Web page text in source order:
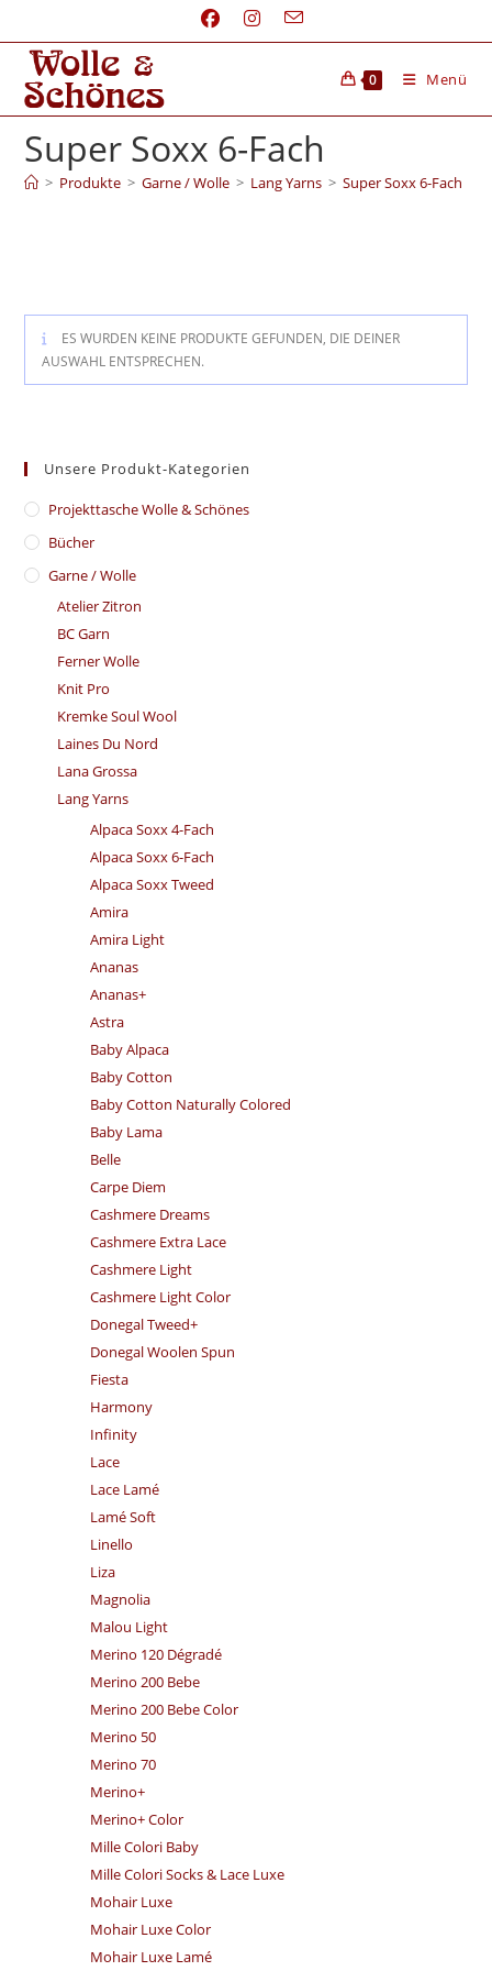
0 Menü
Super Soxx 6-Fach
> Produkte > Garne / Wolle > Lang Yarns > Super Soxx 6-Fach
ES WURDEN KEINE PRODUKTE GEFUNDEN, DIE DEINER
AUSWAHL ENTSPRECHEN.
Unsere Produkt-Kategorien
​Projekttasche Wolle & Schönes
Bücher
Garne / Wolle
Atelier Zitron
BC Garn
Ferner Wolle
Knit Pro
Kremke Soul Wool
Laines Du Nord
Lana Grossa
Lang Yarns
Alpaca Soxx 4-Fach
Alpaca Soxx 6-Fach
Alpaca Soxx Tweed
Amira
Amira Light
Ananas
Ananas+
Astra
Baby Alpaca
Baby Cotton
Baby Cotton Naturally Colored
Baby Lama
Belle
Carpe Diem
Cashmere Dreams
Cashmere Extra Lace
Cashmere Light
Cashmere Light Color
Donegal Tweed+
Donegal Woolen Spun
Fiesta
Harmony
Infinity
Lace
Lace Lamé
Lamé Soft
Linello
Liza
Magnolia
Malou Light
Merino 120 Dégradé
Merino 200 Bebe
Merino 200 Bebe Color
Merino 50
Merino 70
Merino+
Merino+ Color
Mille Colori Baby
Mille Colori Socks & Lace Luxe
Mohair Luxe
Mohair Luxe Color
Mohair Luxe Lamé